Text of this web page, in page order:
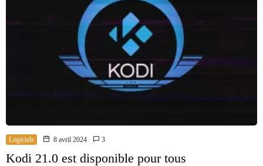
Logiciels 8 avril 2024 3
Kodi 21.0 est disponible pour tous